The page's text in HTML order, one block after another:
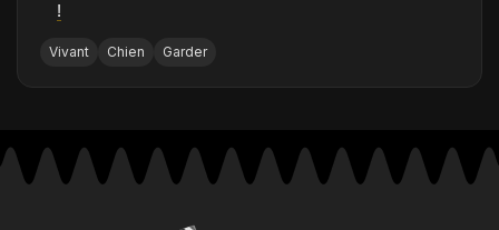
!
Vivant Chien Garder